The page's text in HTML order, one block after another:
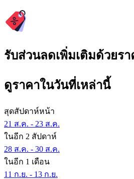
รับส่วนลดเพิ่มเติมด้วยร
ดูราคาในวันที่เหล่านี้
สุดสัปดาห์หน้า
21 ส.ค. - 23 ส.ค.
ในอีก 2 สัปดาห์
28 ส.ค. - 30 ส.ค.
ในอีก 1 เดือน
11 ก.ย. - 13 ก.ย.